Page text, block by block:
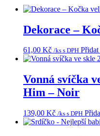
Dekorace –
61,00 Kč /ks s DPH
Vonná svíčka
Him – Noir
139,00 Kč /ks s DPH